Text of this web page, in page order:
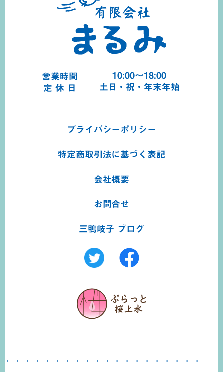
営業時間
10:00～18:00
定 休 日
土日・祝・年末年始
プライバシーポリシー
特定商取引法に基づく 表記
会社概要
お問合せ
三鴨岐子 ブログ